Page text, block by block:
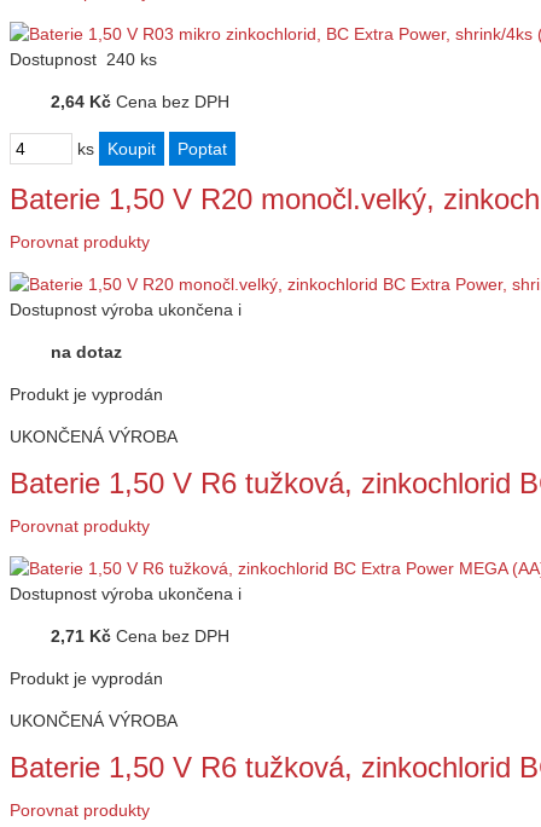
Dostupnost 240 ks
2,64 Kč Cena bez DPH
ks
Baterie 1,50 V R20 monočl.velký,
Porovnat produkty
Dostupnost výroba ukončena i
na dotaz
Produkt je vyprodán
UKONČENÁ VÝROBA
Baterie 1,50 V R6 tužková, zinkochlorid
Porovnat produkty
Dostupnost výroba ukončena i
2,71 Kč Cena bez DPH
Produkt je vyprodán
UKONČENÁ VÝROBA
Baterie 1,50 V R6 tužková, zinkochlorid
Porovnat produkty